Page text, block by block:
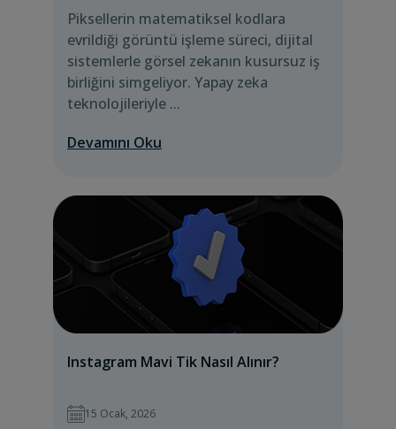
Piksellerin matematiksel kodlara
evrildiği görüntü işleme süreci, dijital
sistemlerle görsel zekanın kusursuz iş
birliğini simgeliyor. Yapay zeka
teknolojileriyle ...
Devamını Oku
Instagram Mavi Tik Nasıl Alınır?
15 Ocak, 2026